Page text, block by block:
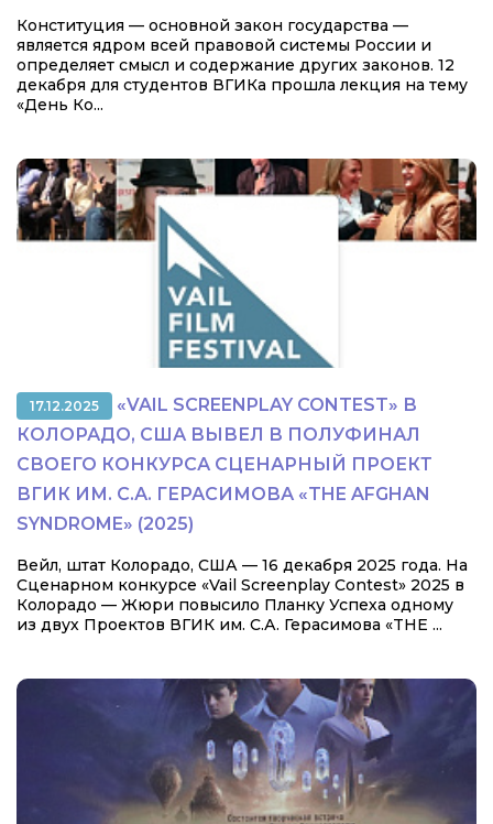
Конституция — основной закон государства —
является ядром всей правовой системы России и
определяет смысл и содержание других законов. 12
декабря для студентов ВГИКа прошла лекция на тему
«День Ко...
17.12.2025
«VAIL SCREENPLAY CONTEST» В
КОЛОРАДО, США ВЫВЕЛ В ПОЛУФИНАЛ
СВОЕГО КОНКУРСА СЦЕНАРНЫЙ ПРОЕКТ
ВГИК ИМ. С.А. ГЕРАСИМОВА «THE AFGHAN
SYNDROME» (2025)
Вейл, штат Колорадо, США — 16 декабря 2025 года. На
Сценарном конкурсе «Vail Screenplay Contest» 2025 в
Колорадо — Жюри повысило Планку Успеха одному
из двух Проектов ВГИК им. С.А. Герасимова «THE ...